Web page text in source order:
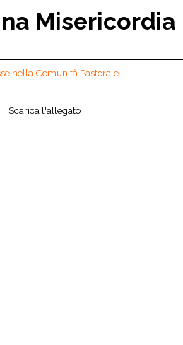
Misericordia
nella Comunità Pastorale
Scarica l'allegato